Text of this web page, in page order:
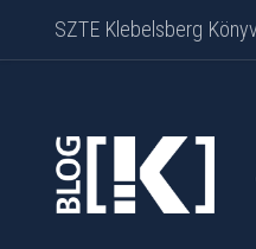
Skip to content
SZTE Klebelsberg